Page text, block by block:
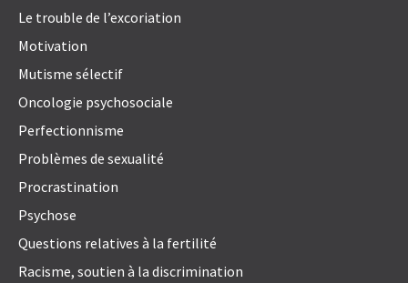
Le trouble de l’excoriation
Motivation
Mutisme sélectif
Oncologie psychosociale
Perfectionnisme
Problèmes de sexualité
Procrastination
Psychose
Questions relatives à la fertilité
Racisme, soutien à la discrimination